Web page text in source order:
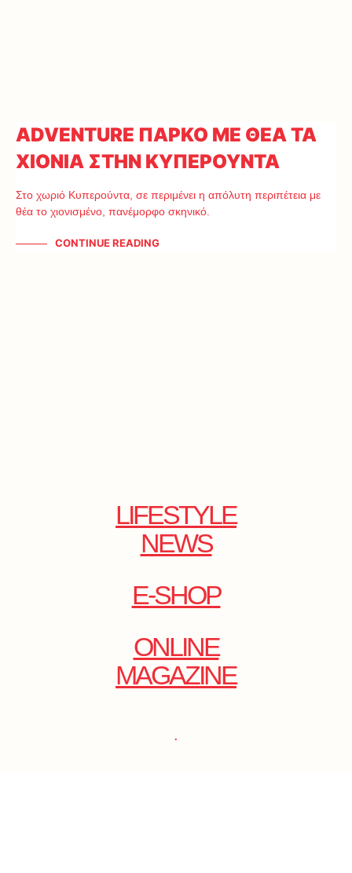
ADVENTURE ΠΑΡΚΟ ΜΕ ΘΕΑ ΤΑ
ΧΙΟΝΙΑ ΣΤΗΝ ΚΥΠΕΡΟΥΝΤΑ
Στο χωριό Κυπερούντα, σε περιμένει η απόλυτη περιπέτεια με
θέα το χιονισμένο, πανέμορφο σκηνικό.
CONTINUE READING
LIFESTYLE
NEWS
E-SHOP
ONLINE
MAGAZINE
.